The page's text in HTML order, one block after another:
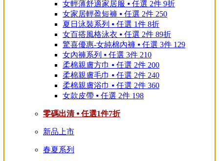
女輕薄舒適家居服 ⦁ 任選 2件 9折
女家居輕盈短褲 ⦁ 任選 2件 250
夏日泳裝系列 ⦁ 任選 1件 8折
女百搭風格泳衣 ⦁ 任選 2件 89折
驚喜優惠-女純棉內褲 ⦁ 任選 3件 129
女內褲系列 ⦁ 任選 3件 210
柔棉親膚方巾 ⦁ 任選 2件 200
柔棉親膚毛巾 ⦁ 任選 2件 240
柔棉親膚浴巾 ⦁ 任選 2件 360
女款皮帶 ⦁ 任選 2件 198
零碼出清 ⦁ 任選1件7折
新品上市
春夏系列